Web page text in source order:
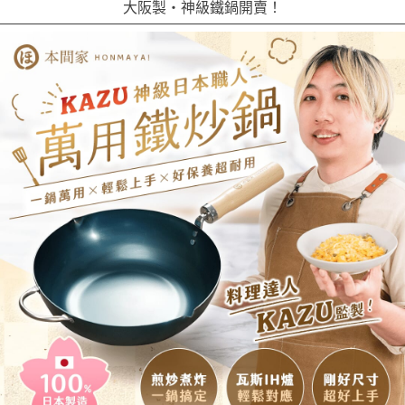
大阪製・神級鐵鍋開賣！